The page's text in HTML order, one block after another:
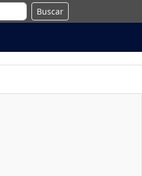
Buscar